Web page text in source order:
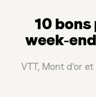
10
week-
VTT, Mont d'or